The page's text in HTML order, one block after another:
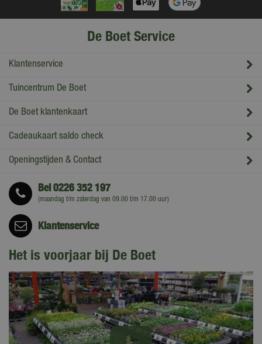
De Boet Service
Klantenservice
Tuincentrum De Boet
De Boet klantenkaart
Cadeaukaart saldo check
Openingstijden & Contact
Bel0226 352 197
(maandag t/m zaterdag van 09.00 t/m 17.00 uur)
Klantenservice
Het is voorjaar bij De Boet